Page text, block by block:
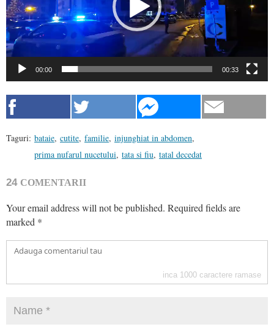
00:00 00:33
Taguri: bataie, cutite, familie, injunghiat in abdomen,
prima nufarul nucetului, tata si fiu, tatal decedat
24 COMENTARII
Your email address will not be published. Required fields are
marked *
inca 1000 caractere ramase